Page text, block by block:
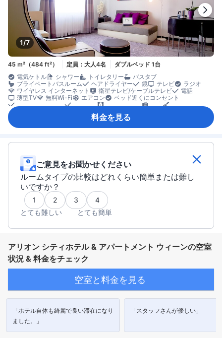
1/7
45 m²（484 ft²） 定員：大人4名
ダブルベッド 1台
電気ケトル
シャワー トイレタリー
バスタブ
プライベートバスルーム
ヘアドライヤー 鏡 テレビ
ラジオ
ワイヤレス インターネット
衛星テレビ/ケーブルテレビ
電話
薄型TV
無料Wi-Fi エアコン
ベッド近くにコンセント
モーニングコール
リネン類 遮光カーテン 暖房
キッチン用品
ソファ
ワークスペース（ノートパソコン使用可）
料金を見る
ご意見をお聞かせください
ルームタイプの比較はどれくらい簡単または難し
いですか？
1 2 3
4
とても難しい
とても簡単
アリオン シティホテル & アパートメント ウィーンの空室
状況 & 料金をチェック
空室と料金を見る
「ホテル自体も綺麗で良い滞在になり
ました。」
「スタッフさんが優しい」